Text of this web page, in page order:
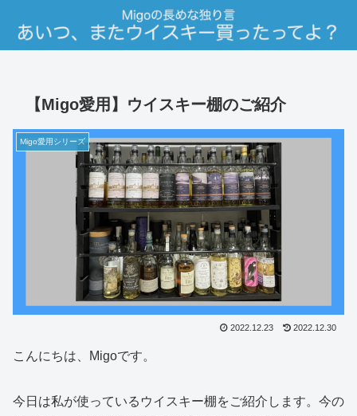
【Migo愛用】ウイスキー棚のご紹介
Migo愛用シリーズ
2022.12.23 2022.12.30
こんにちは、Migoです。
今日は私が使っているウイスキー棚をご紹介します。今の